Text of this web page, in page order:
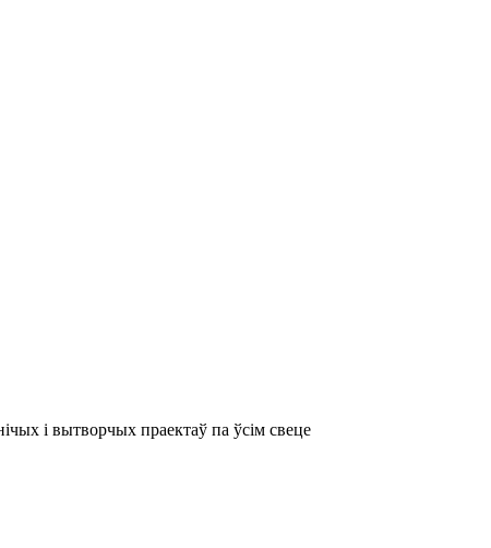
і вытворчых праектаў па ўсім свеце